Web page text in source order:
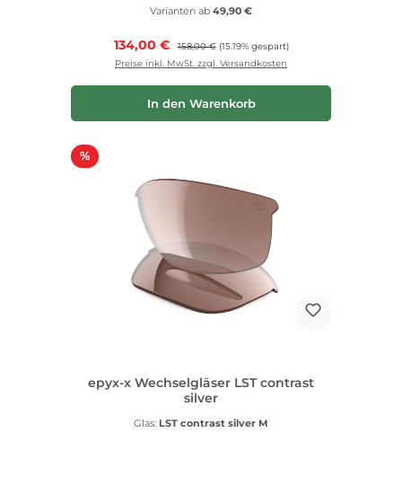
Varianten ab 49,90 €
Verkaufspreis:
134,00 € Regulärer Preis:
158,00 € (15.19% gespart)
Preise inkl. MwSt. zzgl. Versandkosten
In den Warenkorb
%Rabatt
epyx-x Wechselgläser LST contrast
silver
Glas: LST contrast silver M